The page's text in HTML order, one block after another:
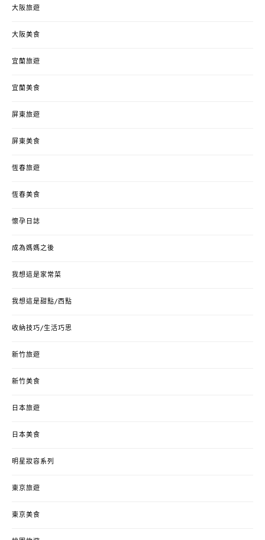
大阪旅遊
大阪美食
宜蘭旅遊
宜蘭美食
屏東旅遊
屏東美食
恆春旅遊
恆春美食
懷孕日誌
成為媽媽之後
我想這是家常菜
我想這是甜點/西點
收納技巧/生活巧思
新竹旅遊
新竹美食
日本旅遊
日本美食
明星妝容系列
東京旅遊
東京美食